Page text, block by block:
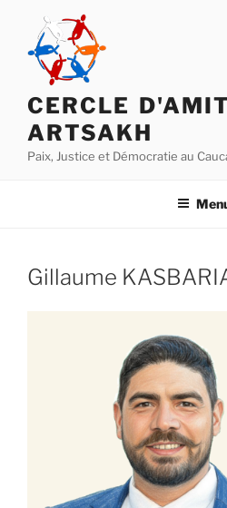
contenu
principal
CERCLE
ARTSAKH
Paix, Justice et Démocratie au
Gillaume